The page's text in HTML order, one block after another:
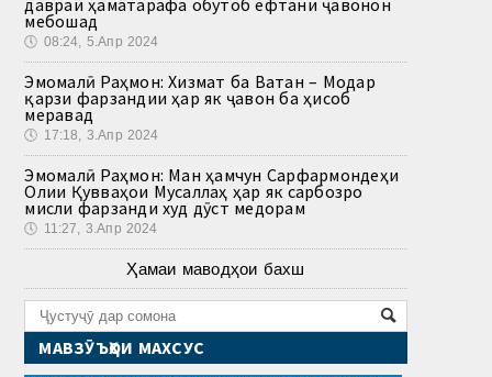
давраи ҳаматарафа обутоб ёфтани ҷавонон
мебошад
🕔 08:24, 5.Апр 2024
Эмомалӣ Раҳмон: Хизмат ба Ватан – Модар
қарзи фарзандии ҳар як ҷавон ба ҳисоб
меравад
🕔 17:18, 3.Апр 2024
Эмомалӣ Раҳмон: Ман ҳамчун Сарфармондеҳи
Олии Қувваҳои Мусаллаҳ ҳар як сарбозро
мисли фарзанди худ дӯст медорам
🕔 11:27, 3.Апр 2024
Ҳамаи маводҳои бахш
МАВЗӮЪҲОИ МАХСУС